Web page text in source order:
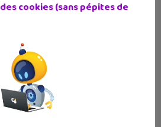
cookies (sans pépites de